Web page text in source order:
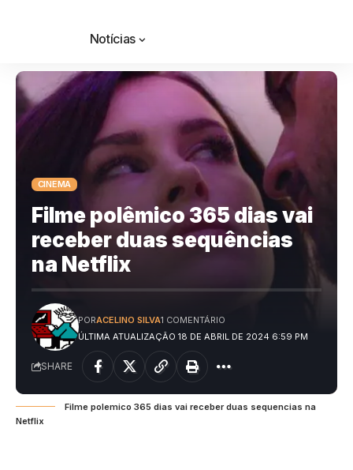
Notícias
CINEMA
Filme polêmico 365 dias vai
receber duas sequências
na Netflix
ÚLTIMA ATUALIZAÇÃO 18 DE ABRIL DE 2024 6:59 PM
PORACELINO SILVA1 COMENTÁRIO
SHARE
Filme polemico 365 dias vai receber duas sequencias na
Netflix